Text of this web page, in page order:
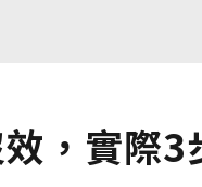
，實際3